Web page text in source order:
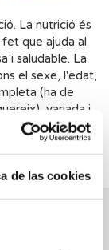
de las cookies
La nutrició és
que ajuda al
i saludable. La
el sexe, l'edat,
(ha de
variada i
per a alimentar